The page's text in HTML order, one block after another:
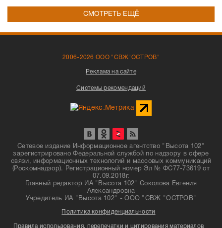
СМОТРЕТЬ ЕЩЁ
2006-2026 ООО "СВЖ"ОСТРОВ"
Реклама на сайте
Системы рекомендаций
Сетевое издание Информационное агентство "Высота 102"
зарегистрировано Федеральной службой по надзору в сфере
связи, информационных технологий и массовых коммуникаций
(Роскомнадзор). Регистрационный номер Эл № ФС77-73619 от
07.09.2018г.
Главный редактор ИА "Высота 102" Соколова Евгения
Александровна
Учредитель ИА "Высота 102" - ООО "СВЖ "ОСТРОВ"
Политика конфиденциальности
Правила использования, перепечатки и цитирования материалов